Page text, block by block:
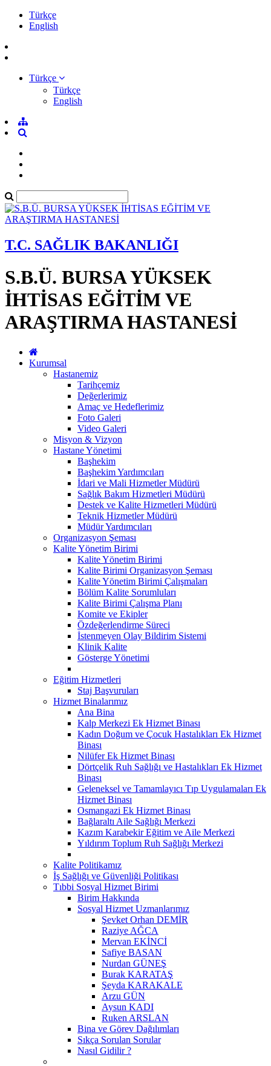
Türkçe
English
Türkçe
Türkçe
English
T.C. SAĞLIK BAKANLIĞI
S.B.Ü. BURSA YÜKSEK
İHTİSAS EĞİTİM VE
ARAŞTIRMA HASTANESİ
Kurumsal
Hastanemiz
Tarihçemiz
Değerlerimiz
Amaç ve Hedeflerimiz
Foto Galeri
Video Galeri
Misyon & Vizyon
Hastane Yönetimi
Başhekim
Başhekim Yardımcıları
İdari ve Mali Hizmetler Müdürü
Sağlık Bakım Hizmetleri Müdürü
Destek ve Kalite Hizmetleri Müdürü
Teknik Hizmetler Müdürü
Müdür Yardımcıları
Organizasyon Şeması
Kalite Yönetim Birimi
Kalite Yönetim Birimi
Kalite Birimi Organizasyon Şeması
Kalite Yönetim Birimi Çalışmaları
Bölüm Kalite Sorumluları
Kalite Birimi Çalışma Planı
Komite ve Ekipler
Özdeğerlendirme Süreci
İstenmeyen Olay Bildirim Sistemi
Klinik Kalite
Gösterge Yönetimi
Eğitim Hizmetleri
Staj Başvuruları
Hizmet Binalarımız
Ana Bina
Kalp Merkezi Ek Hizmet Binası
Kadın Doğum ve Çocuk Hastalıkları Ek Hizmet
Binası
Nilüfer Ek Hizmet Binası
Dörtçelik Ruh Sağlığı ve Hastalıkları Ek Hizmet
Binası
Geleneksel ve Tamamlayıcı Tıp Uygulamaları Ek
Hizmet Binası
Osmangazi Ek Hizmet Binası
Bağlaraltı Aile Sağlığı Merkezi
Kazım Karabekir Eğitim ve Aile Merkezi
Yıldırım Toplum Ruh Sağlığı Merkezi
Kalite Politikamız
İş Sağlığı ve Güvenliği Politikası
Tıbbi Sosyal Hizmet Birimi
Birim Hakkında
Sosyal Hizmet Uzmanlarımız
Şevket Orhan DEMİR
Raziye AĞCA
Mervan EKİNCİ
Safiye BASAN
Nurdan GÜNEŞ
Burak KARATAŞ
Şeyda KARAKALE
Arzu GÜN
Aysun KADI
Ruken ARSLAN
Bina ve Görev Dağılımları
Sıkça Sorulan Sorular
Nasıl Gidilir ?